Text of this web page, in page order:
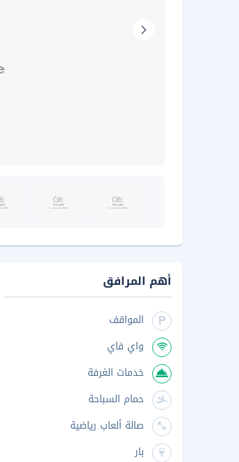
أهم المرافق
المواقف
واي فاي
خدمات الغرفة
حمام السباحة
صالة ألعاب رياضية
بار